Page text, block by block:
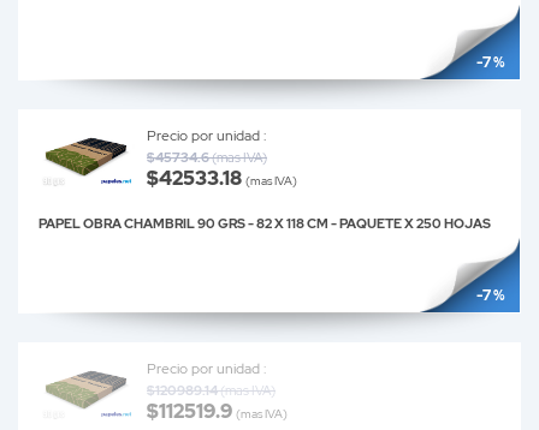
-7 %
-7 %
Precio por unidad :
$45734.6(mas IVA)
$42533.18 (mas IVA)
PAPEL OBRA CHAMBRIL 90 GRS - 82 X 118 CM - PAQUETE X 250 HOJAS
Precio por unidad :
$120989.14(mas IVA)
$112519.9 (mas IVA)